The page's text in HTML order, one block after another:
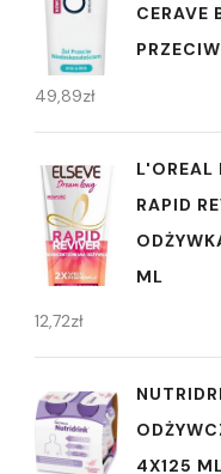
CERAVE
49,89zł
L'OREAL
RAPID
ML
12,72zł
4X125